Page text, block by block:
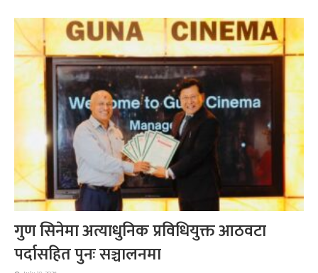
गुण सिनेमा अत्याधुनिक प्रविधियुक्त आठवटा
पर्दासहित पुनः सञ्चालनमा